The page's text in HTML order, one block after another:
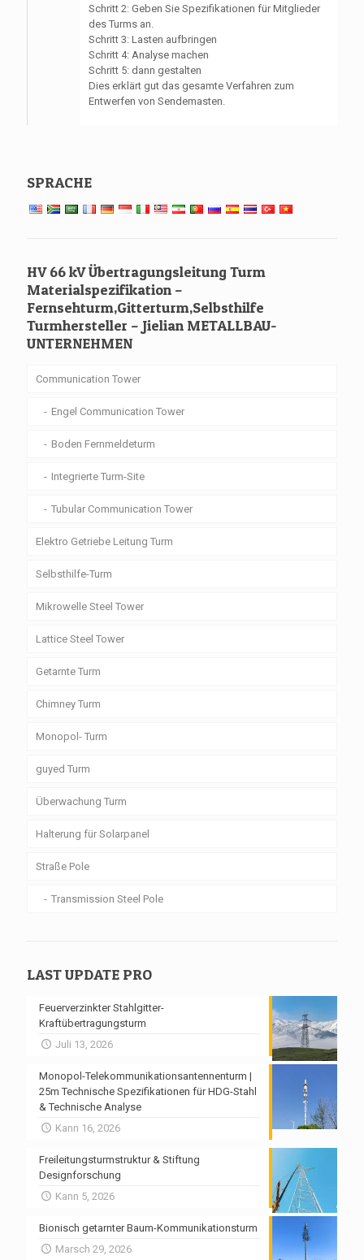
Schritt 2: Geben Sie Spezifikationen für Mitglieder
des Turms an.
Schritt 3: Lasten aufbringen
Schritt 4: Analyse machen
Schritt 5: dann gestalten
Dies erklärt gut das gesamte Verfahren zum
Entwerfen von Sendemasten.
SPRACHE
HV 66 kV Übertragungsleitung Turm
Materialspezifikation –
Fernsehturm,Gitterturm,Selbsthilfe
Turmhersteller – Jielian METALLBAU-
UNTERNEHMEN
Communication Tower
Engel Communication Tower
Boden Fernmeldeturm
Integrierte Turm-Site
Tubular Communication Tower
Elektro Getriebe Leitung Turm
Selbsthilfe-Turm
Mikrowelle Steel Tower
Lattice Steel Tower
Getarnte Turm
Chimney Turm
Monopol- Turm
guyed Turm
Überwachung Turm
Halterung für Solarpanel
Straße Pole
Transmission Steel Pole
LAST UPDATE PRO
Feuerverzinkter Stahlgitter-
Kraftübertragungsturm
Juli 13, 2026
Monopol-Telekommunikationsantennenturm |
25m Technische Spezifikationen für HDG-Stahl
& Technische Analyse
Kann 16, 2026
Freileitungsturmstruktur & Stiftung
Designforschung
Kann 5, 2026
Bionisch getarnter Baum-Kommunikationsturm
Marsch 29, 2026